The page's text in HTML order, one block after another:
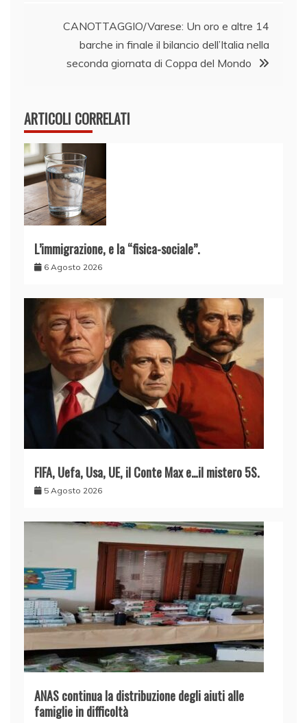
CANOTTAGGIO/Varese: Un oro e altre 14
barche in finale il bilancio dell’Italia nella
seconda giornata di Coppa del Mondo
ARTICOLI CORRELATI
L’immigrazione, e la “fisica-sociale”.
6 Agosto 2026
FIFA, Uefa, Usa, UE, il Conte Max e…il mistero 5S.
5 Agosto 2026
ANAS continua la distribuzione degli aiuti alle
famiglie in difficoltà